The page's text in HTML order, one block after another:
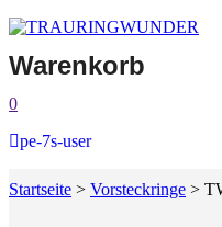
Warenkorb
0
pe-7s-user
Startseite > Vorsteckringe >